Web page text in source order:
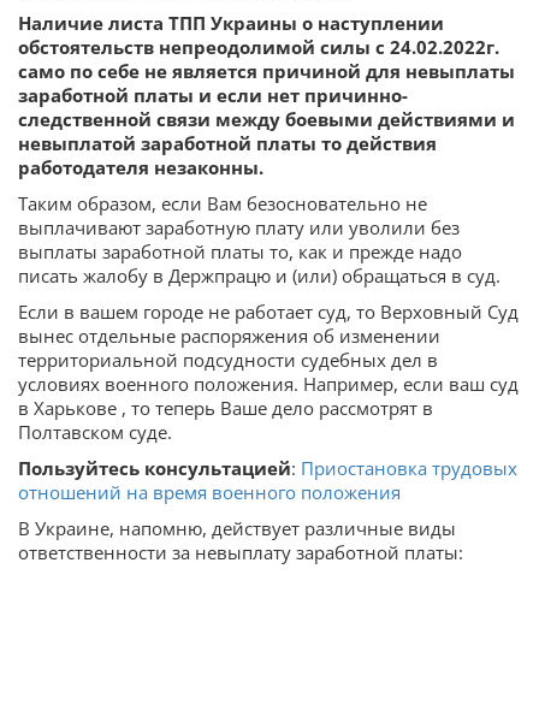
Наличие листа ТПП Украины о наступлении
обстоятельств непреодолимой силы с 24.02.2022г.
само по себе не является причиной для невыплаты
заработной платы и если нет причинно-
следственной связи между боевыми действиями и
невыплатой заработной платы то действия
работодателя незаконны.
Таким образом, если Вам безосновательно не
выплачивают заработную плату или уволили без
выплаты заработной платы то, как и прежде надо
писать жалобу в Держпрацю и (или) обращаться в суд.
Если в вашем городе не работает суд, то Верховный Суд
вынес отдельные распоряжения об изменении
территориальной подсудности судебных дел в
условиях военного положения. Например, если ваш суд
в Харькове , то теперь Ваше дело рассмотрят в
Полтавском суде.
Пользуйтесь консультацией: Приостановка трудовых
отношений на время военного положения
В Украине, напомню, действует различные виды
ответственности за невыплату заработной платы: